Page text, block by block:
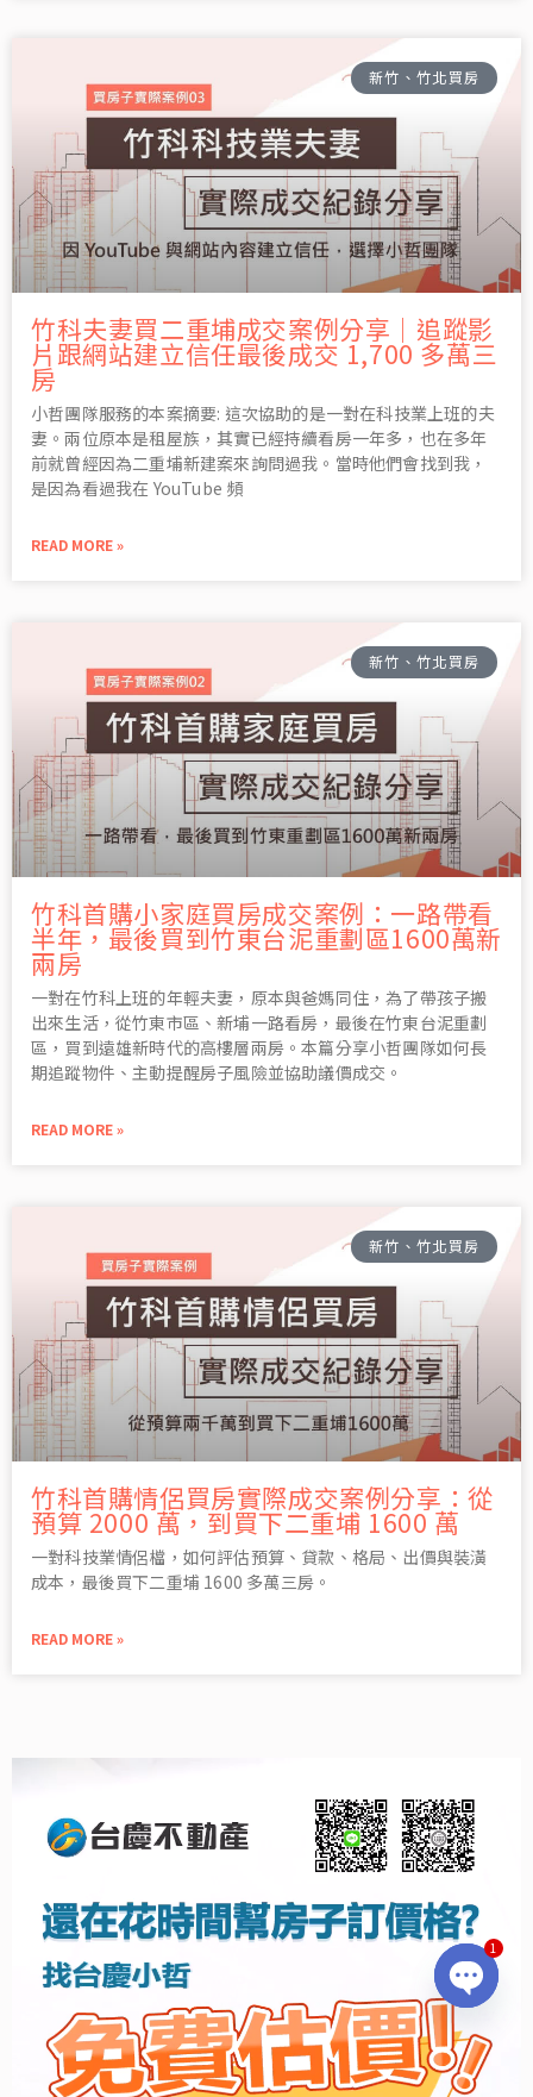
新竹、竹北買房
竹科夫妻買二重埔成交案例分享｜追蹤影
片跟網站建立信任最後成交 1,700 多萬三
房
小哲團隊服務的本案摘要: 這次協助的是一對在科技業上班的夫
妻。兩位原本是租屋族，其實已經持續看房一年多，也在多年
前就曾經因為二重埔新建案來詢問過我。當時他們會找到我，
是因為看過我在 YouTube 頻
READ MORE »
新竹、竹北買房
竹科首購小家庭買房成交案例：一路帶看
半年，最後買到竹東台泥重劃區1600萬新
兩房
一對在竹科上班的年輕夫妻，原本與爸媽同住，為了帶孩子搬
出來生活，從竹東市區、新埔一路看房，最後在竹東台泥重劃
區，買到遠雄新時代的高樓層兩房。本篇分享小哲團隊如何長
期追蹤物件、主動提醒房子風險並協助議價成交。
READ MORE »
新竹、竹北買房
竹科首購情侶買房實際成交案例分享：從
預算 2000 萬，到買下二重埔 1600 萬
一對科技業情侶檔，如何評估預算、貸款、格局、出價與裝潢
成本，最後買下二重埔 1600 多萬三房。
READ MORE »
OPEN
1